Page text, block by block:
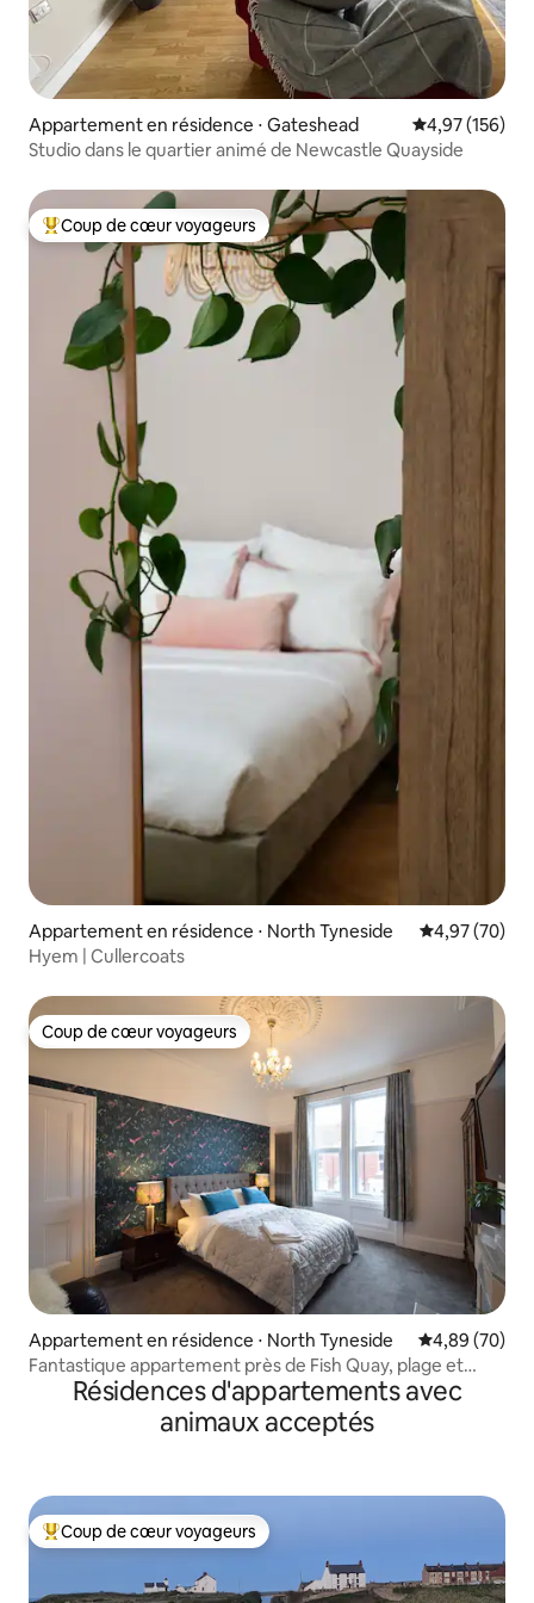
Appartement en résidence ⋅ Gateshead Évaluation
4,97 (156)
Studio dans le quartier animé de Newcastle Quayside
Coups de cœur voyageurs les plus appréciés
Coup de cœur voyageurs
Appartement en résidence ⋅ North Tyneside Évaluation
4,97 (70)
Hyem | Cullercoats
Coup de cœur voyageurs
Coup de cœur voyageurs
Appartement en résidence ⋅ North Tyneside Évaluation
4,89 (70)
Fantastique appartement près de Fish Quay, plage et
Tynemouth
Résidences d'appartements avec
animaux acceptés
Coups de cœur voyageurs les plus appréciés
Coup de cœur voyageurs